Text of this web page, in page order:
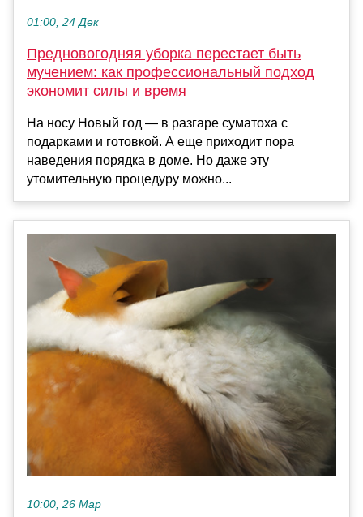
01:00, 24 Дек
Предновогодняя уборка перестает быть
мучением: как профессиональный подход
экономит силы и время
На носу Новый год — в разгаре суматоха с
подарками и готовкой. А еще приходит пора
наведения порядка в доме. Но даже эту
утомительную процедуру можно...
10:00, 26 Мар